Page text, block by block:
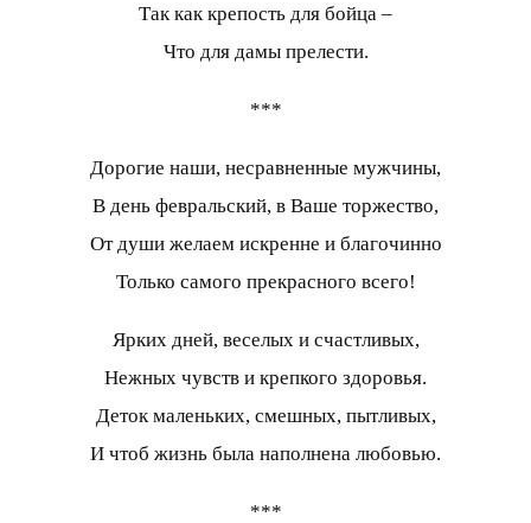
Так как крепость для бойца –
Что для дамы прелести.
***
Дорогие наши, несравненные мужчины,
В день февральский, в Ваше торжество,
От души желаем искренне и благочинно
Только самого прекрасного всего!
Ярких дней, веселых и счастливых,
Нежных чувств и крепкого здоровья.
Деток маленьких, смешных, пытливых,
И чтоб жизнь была наполнена любовью.
***